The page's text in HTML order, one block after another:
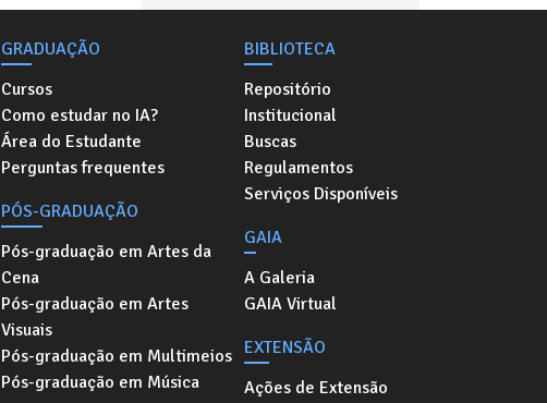
GRADUAÇÃO
Cursos
Como estudar no IA?
Área do Estudante
Perguntas frequentes
PÓS-GRADUAÇÃO
Pós-graduação em Artes da
Cena
Pós-graduação em Artes
Visuais
Pós-graduação em Multimeios
Pós-graduação em Música
BIBLIOTECA
Repositório
Institucional
Buscas
Regulamentos
Serviços Disponíveis
GAIA
A Galeria
GAIA Virtual
EXTENSÃO
Ações de Extensão